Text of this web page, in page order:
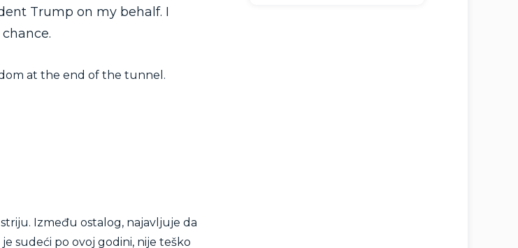
Trump on my behalf. I
at the end of the tunnel.
Između ostalog, najavljuje da
je sudeći po ovoj godini, nije teško